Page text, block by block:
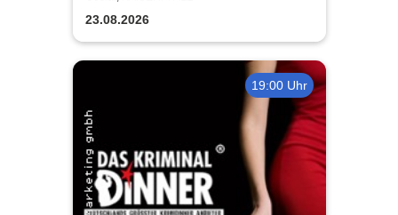
23.08.2026
19:00 Uhr